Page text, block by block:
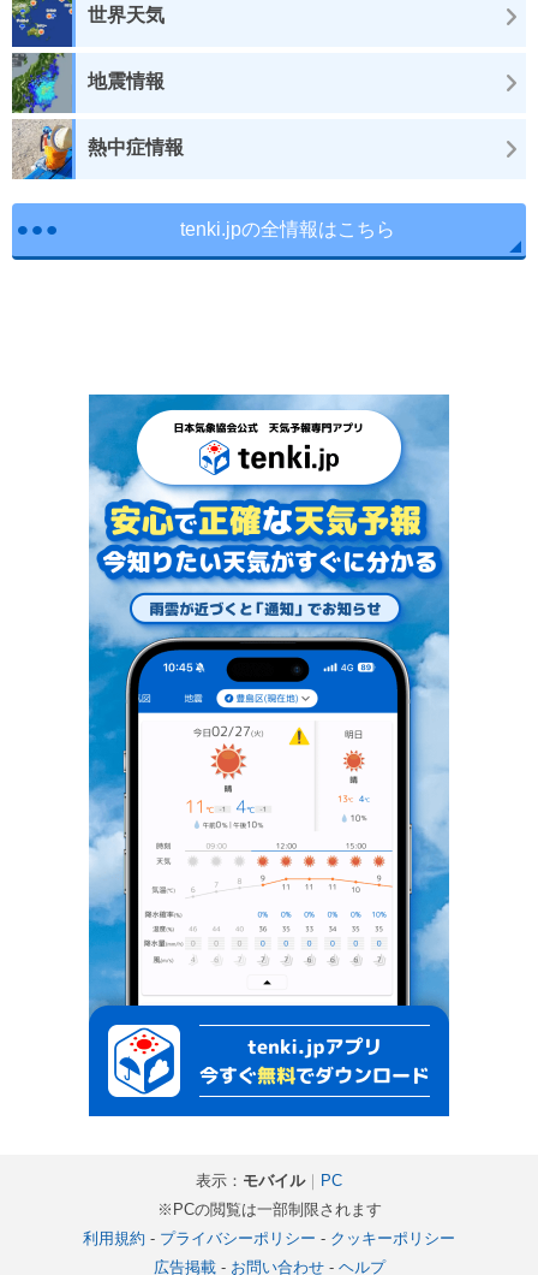
世界天気
地震情報
熱中症情報
tenki.jpの全情報はこちら
表示： モバイル｜
PC
※PCの閲覧は一部制限されます
利用規約 - プライバシーポリシー - クッキーポリシー
広告掲載- お問い合わせ- ヘルプ